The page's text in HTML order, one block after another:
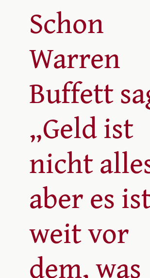
Schon
Warren
Buffett
„Geld ist
nicht
aber es
weit vor
dem, was